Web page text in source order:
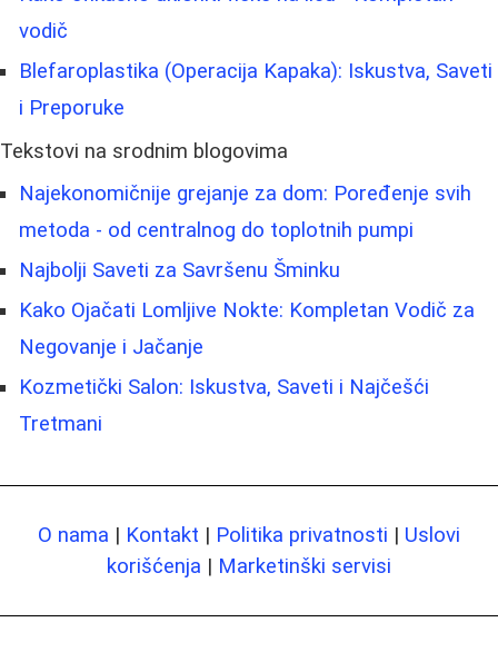
vodič
Blefaroplastika (Operacija Kapaka): Iskustva, Saveti
i Preporuke
Tekstovi na srodnim blogovima
Najekonomičnije grejanje za dom: Poređenje svih
metoda - od centralnog do toplotnih pumpi
Najbolji Saveti za Savršenu Šminku
Kako Ojačati Lomljive Nokte: Kompletan Vodič za
Negovanje i Jačanje
Kozmetički Salon: Iskustva, Saveti i Najčešći
Tretmani
O nama | Kontakt | Politika privatnosti | Uslovi
korišćenja | Marketinški servisi